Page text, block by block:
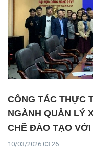
CÔNG TÁC THỰC
NGÀNH QUẢN LÝ
CHẼ ĐÀO TẠO
10/03/2026 03:26